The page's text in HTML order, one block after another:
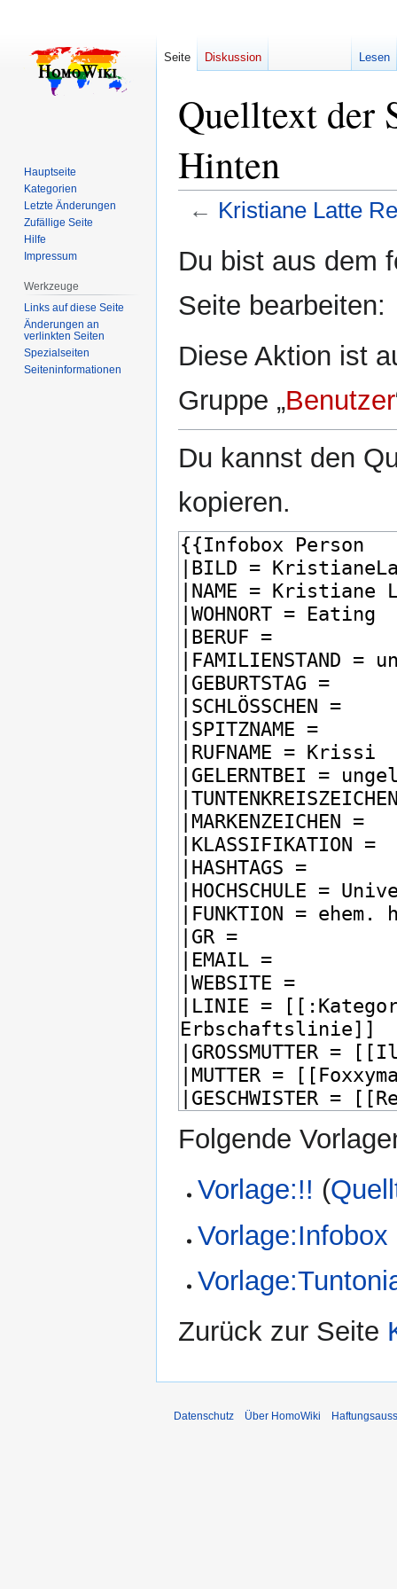
Quelltext der
Hinten
← Kristiane Latte
Navigation
Suche
Du bist aus dem
Seite bearbeiten:
Diese Aktion ist
Gruppe „Benutzer
Du kannst den
kopieren.
Folgende
Vorlage:!! (
Vorlage:Infobox
Zurück zur Seite
Seite Diskussion Lesen
Hauptseite
Kategorien
Letzte Änderungen
Zufällige Seite
Hilfe
Impressum
Werkzeuge
Links auf diese Seite
Änderungen an
verlinkten Seiten
Spezialseiten
Seiten­­informationen
Datenschutz Über HomoWiki